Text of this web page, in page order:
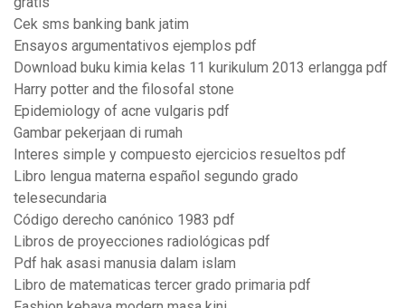
Cek sms banking bank jatim
Ensayos argumentativos ejemplos pdf
Download buku kimia kelas 11 kurikulum 2013 erlangga pdf
Harry potter and the filosofal stone
Epidemiology of acne vulgaris pdf
Gambar pekerjaan di rumah
Interes simple y compuesto ejercicios resueltos pdf
Libro lengua materna español segundo grado
telesecundaria
Código derecho canónico 1983 pdf
Libros de proyecciones radiológicas pdf
Pdf hak asasi manusia dalam islam
Libro de matematicas tercer grado primaria pdf